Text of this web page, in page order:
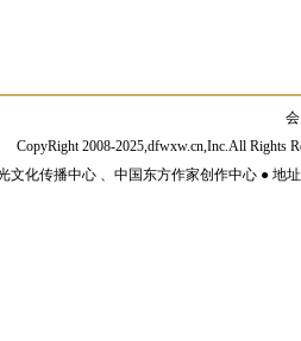
CopyRight 2008-2025,dfwxw.cn,Inc.All Rights
文化传播中心 、中国东方作家创作中心 ● 地